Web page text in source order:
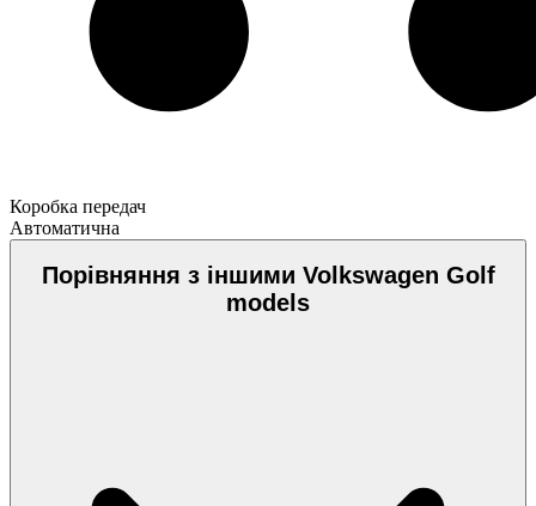
Коробка передач
Автоматична
Порівняння з іншими Volkswagen Golf
models